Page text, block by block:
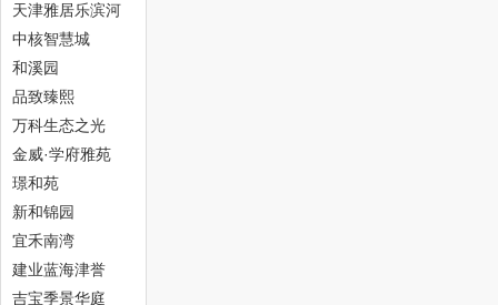
天津雅居乐滨河
雅郡
中核智慧城
和溪园
品致臻熙
万科生态之光
金威·学府雅苑
璟和苑
新和锦园
宜禾南湾
建业蓝海津誉
吉宝季景华庭